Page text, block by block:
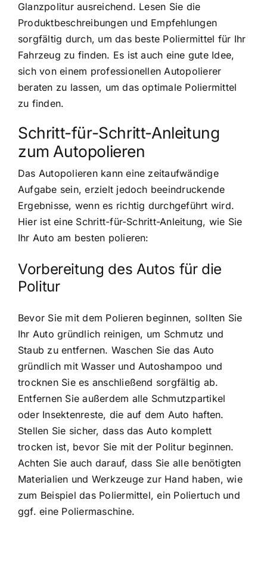
Glanzpolitur ausreichend. Lesen Sie die
Produktbeschreibungen und Empfehlungen
sorgfältig durch, um das beste Poliermittel für Ihr
Fahrzeug zu finden. Es ist auch eine gute Idee,
sich von einem professionellen Autopolierer
beraten zu lassen, um das optimale Poliermittel
zu finden.
Schritt-für-Schritt-Anleitung
zum Autopolieren
Das Autopolieren kann eine zeitaufwändige
Aufgabe sein, erzielt jedoch beeindruckende
Ergebnisse, wenn es richtig durchgeführt wird.
Hier ist eine Schritt-für-Schritt-Anleitung, wie Sie
Ihr Auto am besten polieren:
Vorbereitung des Autos für die
Politur
Bevor Sie mit dem Polieren beginnen, sollten Sie
Ihr Auto gründlich reinigen, um Schmutz und
Staub zu entfernen. Waschen Sie das Auto
gründlich mit Wasser und Autoshampoo und
trocknen Sie es anschließend sorgfältig ab.
Entfernen Sie außerdem alle Schmutzpartikel
oder Insektenreste, die auf dem Auto haften.
Stellen Sie sicher, dass das Auto komplett
trocken ist, bevor Sie mit der Politur beginnen.
Achten Sie auch darauf, dass Sie alle benötigten
Materialien und Werkzeuge zur Hand haben, wie
zum Beispiel das Poliermittel, ein Poliertuch und
ggf. eine Poliermaschine.